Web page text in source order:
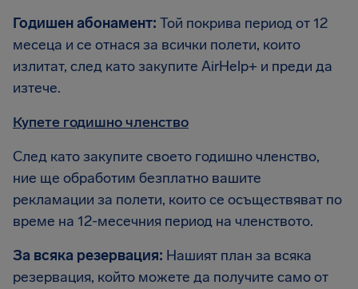
Годишен абонамент: Той покрива период от 12
месеца и се отнася за всички полети, които
излитат, след като закупите AirHelp+ и преди да
изтече.
Купете годишно членство
След като закупите своето годишно членство,
ние ще обработим безплатно вашите
рекламации за полети, които се осъществяват по
време на 12-месечния период на членството.
За всяка резервация: Нашият план за всяка
резервация, който можете да получите само от